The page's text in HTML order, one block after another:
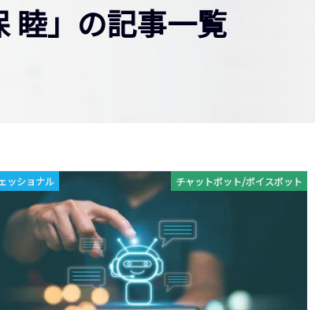
睦」の記事一覧
チャットボット/ボイスボット
ッショナル